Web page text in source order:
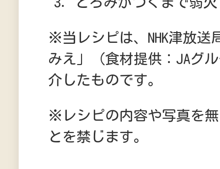
※当レシピは、NHK津放送
みえ」（食材提供：JAグ
介したものです。
※レシピの内容や写真を
とを禁じます。